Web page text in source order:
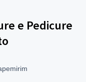
e Pedicure